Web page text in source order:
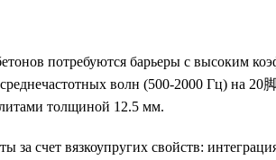
потребуются барьеры с высоким
волн (500-2000 Гц) на 20
толщиной 12.5 мм.
счет вязкоупругих свойств: